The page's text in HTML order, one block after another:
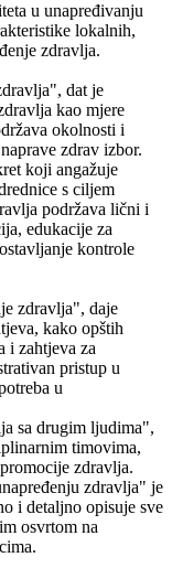
u unapređivanju
lokalnih,
zdravlja.
dat je
kao mjere
okolnosti i
zdrav izbor.
koji angažuje
s ciljem
podržava lični i
edukacije za
kontrole
zdravlja", daje
kako opštih
i zahtjeva za
pristup u
u
sa drugim ljudima",
timovima,
zdravlja.
zdravlja" je
i detaljno opisuje sve
osvrtom na